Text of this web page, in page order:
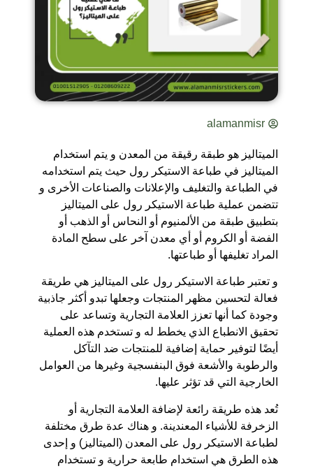
alamanmisr
الميتاليز هو طبقة رقيقة من المعدن و يتم استخدام
الميتاليز في طباعة الاستيكر رول حيث يتم استخدامه
في الطباعة والتغليف والإعلانات والصناعات الأخرى و
تتضمن عملية طباعة الاستيكر رول على الميتاليز
بتطبيق طبقة من الألمنيوم أو النحاس أو الذهب أو
الفضة أو الكروم أو أي معدن آخر على سطح المادة
المراد تغليفها أو طباعتها.
و تعتبر طباعة الاستيكر رول على الميتاليز هي طريقة
فعالة لتحسين مظهر المنتجات وجعلها تبدو أكثر جاذبية
وجودة كما أنها تعزز العلامة التجارية وتساعد على
تحقيق الانطباع الذي يخطط له و تستخدم هذه العملية
أيضًا لتوفير حماية إضافية للمنتجات ضد التآكل
والرطوبة والأشعة فوق البنفسجية وغيرها من العوامل
الخارجية التي قد تؤثر عليها.
تُعد هذه طريقة رائعة لإضافة العلامة التجارية أو
الزخرفة للأشياء المعندينة. و هناك عدة طرق مختلفة
لطباعة الاستيكر رول على المعدن (الميتاليز) و إحدى
هذه الطرق هي استخدام طابعة حرارية و تستخدام